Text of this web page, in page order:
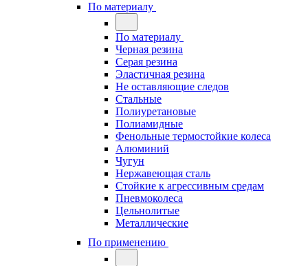
По материалу
По материалу
Черная резина
Серая резина
Эластичная резина
Не оставляющие следов
Стальные
Полиуретановые
Полиамидные
Фенольные термостойкие колеса
Алюминий
Чугун
Нержавеющая сталь
Стойкие к агрессивным средам
Пневмоколеса
Цельнолитые
Металлические
По применению